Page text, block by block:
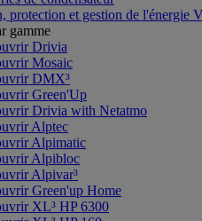
protection et gestion de l'énergie
gamme
Drivia
Mosaic
DMX³
Green'Up
Drivia with Netatmo
Alptec
Alpimatic
Alpibloc
Alpivar³
Green'up Home
XL³ HP 6300